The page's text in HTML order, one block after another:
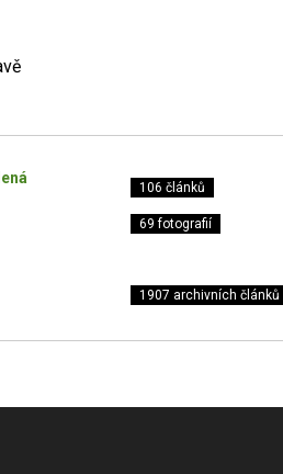
106 článků
69 fotografií
1907 archivních článků